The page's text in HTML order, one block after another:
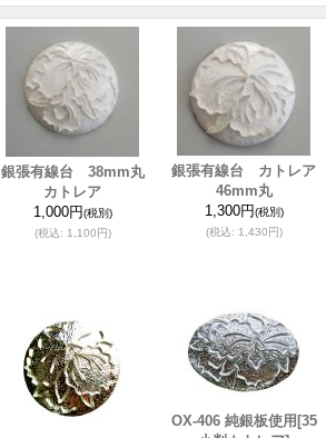
銀張有線台 38mm丸
カトレア
1,000円(税別)
(税込: 1,100円)
銀張有線台 カトレア
46mm丸
1,300円(税別)
(税込: 1,430円)
OX-406 純銀板使用 [35